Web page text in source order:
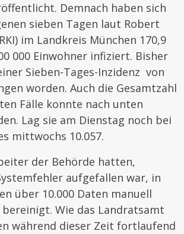
Demnach haben sich
sieben Tagen laut Robert
im Landkreis München 170,9
000 Einwohner infiziert. Bisher
Sieben-Tages-Inzidenz von
worden. Auch die Gesamtzahl
Fälle konnte nach unten
Lag sie am Dienstag noch bei
mittwochs 10.057.
der Behörde hatten,
aufgefallen war, in
über 10.000 Daten manuell
Wie das Landratsamt
während dieser Zeit fortlaufend